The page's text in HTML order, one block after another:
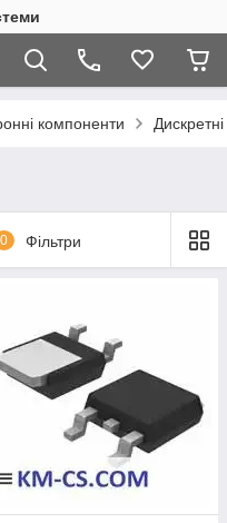
компоненти
0 Фільтри